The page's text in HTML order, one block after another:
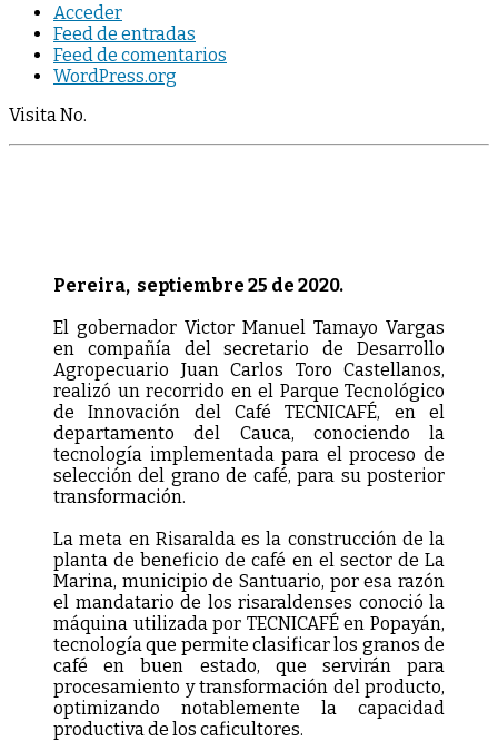
Innovación
Acceder
Feed de entradas
Feed de comentarios
WordPress.org
Visita No.
Pereira, septiembre 25 de 2020.
El gobernador Victor Manuel Tamayo Vargas
en compañía del secretario de Desarrollo
Agropecuario Juan Carlos Toro Castellanos,
realizó un recorrido en el Parque Tecnológico
de Innovación del Café TECNICAFÉ, en el
departamento del Cauca, conociendo la
tecnología implementada para el proceso de
selección del grano de café, para su posterior
transformación.
La meta en Risaralda es la construcción de la
planta de beneficio de café en el sector de La
Marina, municipio de Santuario, por esa razón
el mandatario de los risaraldenses conoció la
máquina utilizada por TECNICAFÉ en Popayán,
tecnología que permite clasificar los granos de
café en buen estado, que servirán para
procesamiento y transformación del producto,
optimizando notablemente la capacidad
productiva de los caficultores.